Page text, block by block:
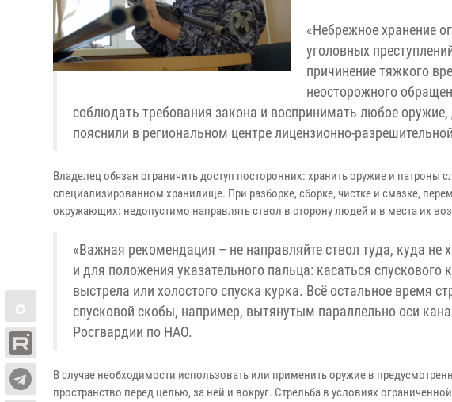
«Небрежное хранение
уголовных
причинение тяжкого
неосторожного
соблюдать требования закона и воспринимать любое
пояснили в региональном центре лицензионно-
Владелец обязан ограничить доступ посторонних: хранить оружие и
специализированном хранилище. При разборке, сборке, чистке и смазке,
окружающих: недопустимо направлять ствол в сторону людей и в места их
«Важная рекомендация – не направляйте ствол туда, куда не
и для положения указательного пальца: касаться
выстрела или холостого спуска курка. Всё остальное время
спусковой скобы, например, вытянутым параллельно оси
Росгвардии по НАО.
В случае необходимости использовать или применить оружие в
пространство перед целью, за ней и вокруг. Стрельба в условиях